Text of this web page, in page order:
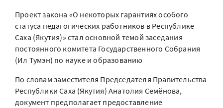
Проект закона «О некоторых гарантиях особого
статуса педагогических работников в Республике
Саха (Якутия)» стал основной темой заседания
постоянного комитета Государственного Собрания
(Ил Тумэн) по науке и образованию
По словам заместителя Председателя Правительства
Республики Саха (Якутия) Анатолия Семёнова,
документ предполагает предоставление